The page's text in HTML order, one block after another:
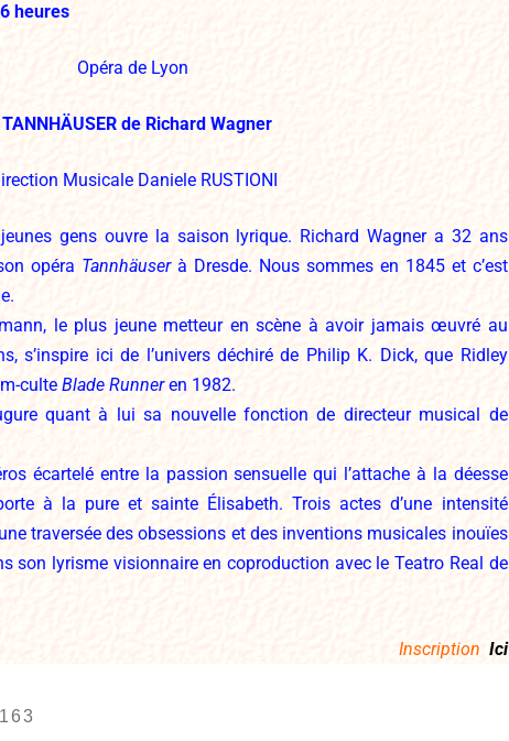
heures
Opéra de Lyon
TANNHÄUSER de Richard Wagner
Musicale Daniele RUSTIONI
gens ouvre la saison lyrique. Richard Wagner a 32 ans
opéra Tannhäuserà Dresde. Nous sommes en 1845 et c’est
le plus jeune metteur en scène à avoir jamais œuvré au
s’inspire ici de l’univers déchiré de Philip K. Dick, que Ridley
culte Blade Runneren 1982.
quant à lui sa nouvelle fonction de directeur musical de
écartelé entre la passion sensuelle qui l’attache à la déesse
à la pure et sainte Élisabeth. Trois actes d’une intensité
traversée des obsessions et des inventions musicales inouïes
son lyrisme visionnaire en coproduction avec le Teatro Real de
Inscription Ici